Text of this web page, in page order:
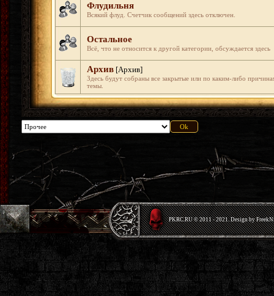
Флудильня
Всякий флуд. Счетчик сообщений здесь отключен.
Остальное
Всё, что не относится к другой категории, обсуждается здесь
Архив [Архив]
Здесь будут собраны все закрытые или по каким-либо
темы.
PKRС.RU © 2011 - 2021. Design by